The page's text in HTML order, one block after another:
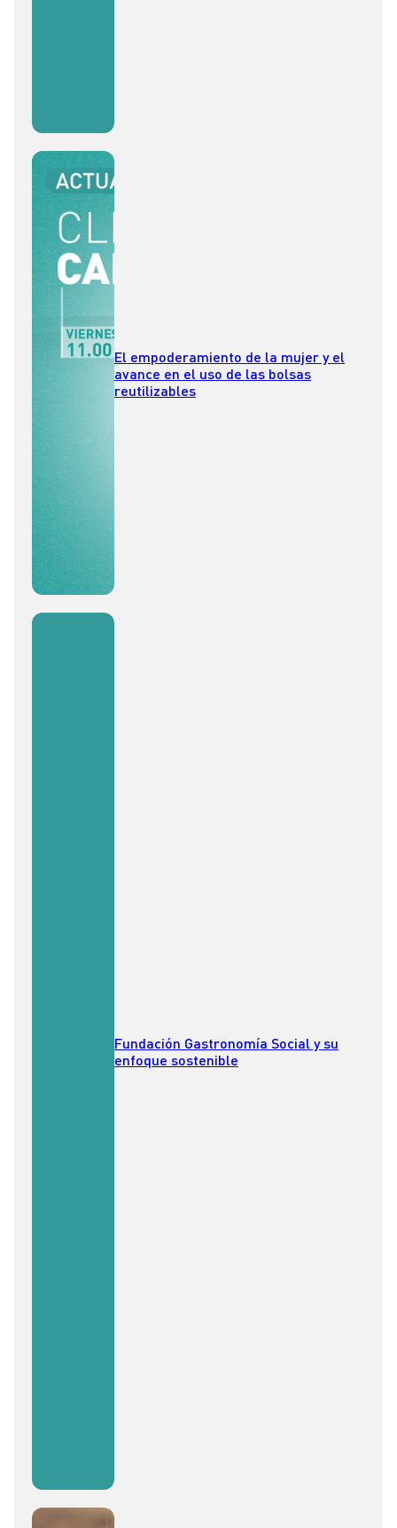
El empoderamiento de la mujer y el
avance en el uso de las bolsas
reutilizables
Fundación Gastronomía Social y su
enfoque sostenible